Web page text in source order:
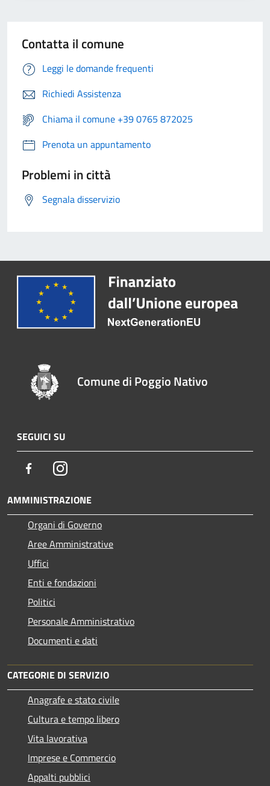
Contatta il comune
Leggi le domande frequenti
Richiedi Assistenza
Chiama il comune +39 0765 872025
Prenota un appuntamento
Problemi in città
Segnala disservizio
Comune di Poggio Nativo
SEGUICI SU
FacebookInstagram
AMMINISTRAZIONE
Organi di Governo
Aree Amministrative
Uffici
Enti e fondazioni
Politici
Personale Amministrativo
Documenti e dati
CATEGORIE DI SERVIZIO
Anagrafe e stato civile
Cultura e tempo libero
Vita lavorativa
Imprese e Commercio
Appalti pubblici